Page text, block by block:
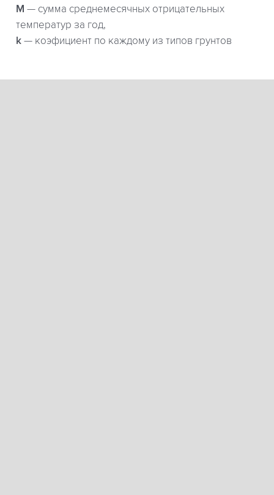
М — сумма среднемесячных отрицательных
температур за год,
k — коэфициент по каждому из типов грунтов